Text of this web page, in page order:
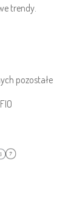
trendy.
pozostałe
FIO